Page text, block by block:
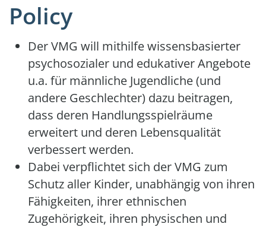
Policy
Der VMG will mithilfe wissensbasierter
psychosozialer und edukativer Angebote
u.a. für männliche Jugendliche (und
andere Geschlechter) dazu beitragen,
dass deren Handlungsspielräume
erweitert und deren Lebensqualität
verbessert werden.
Dabei verpflichtet sich der VMG zum
Schutz aller Kinder, unabhängig von ihren
Fähigkeiten, ihrer ethnischen
Zugehörigkeit, ihren physischen und